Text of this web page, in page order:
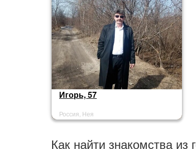
Игорь, 57
Россия, Нея
Как найти знакомства